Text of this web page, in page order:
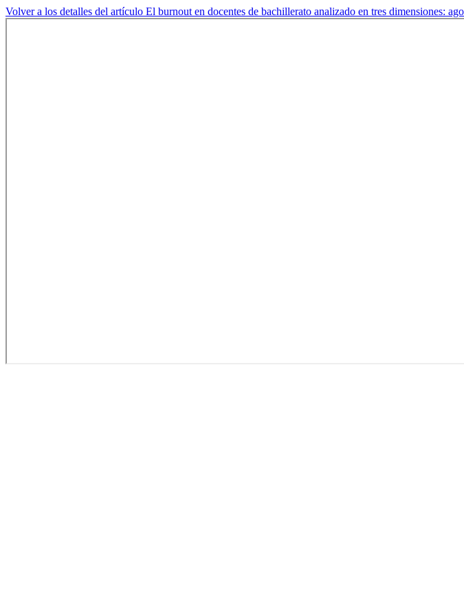
Volver a los detalles del artículo El burnout en docentes de bachillerato analizado en tres dimensiones: